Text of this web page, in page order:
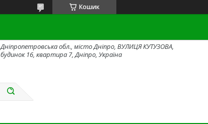
Кошик
Дніпропетровська обл., місто Дніпро, ВУЛИЦЯ КУТУЗОВА,
будинок 16, квартира 7, Дніпро, Україна